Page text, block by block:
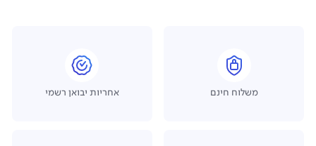
משלוח חינם אחריות יבואן רשמי